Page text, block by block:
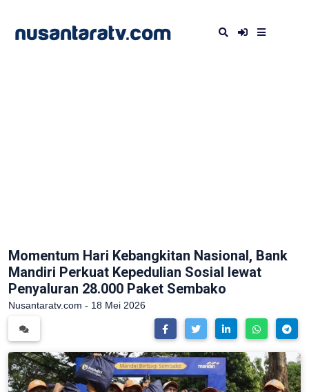
Momentum Hari Kebangkitan Nasional, Bank
Mandiri Perkuat Kepedulian Sosial lewat
Penyaluran 28.000 Paket Sembako
Nusantaratv.com - 18 Mei 2026